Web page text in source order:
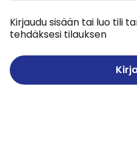
Kirjaudu sisään tai luo tili
tehdäksesi tilauksen